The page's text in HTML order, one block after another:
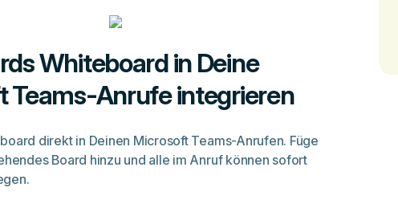
Whiteboard in Deine
Teams-Anrufe integrieren
direkt in Deinen Microsoft Teams-Anrufen. Füge
Board hinzu und alle im Anruf können sofort